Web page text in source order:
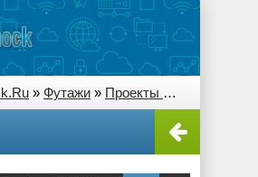
» Футажи » Проекты After Effects